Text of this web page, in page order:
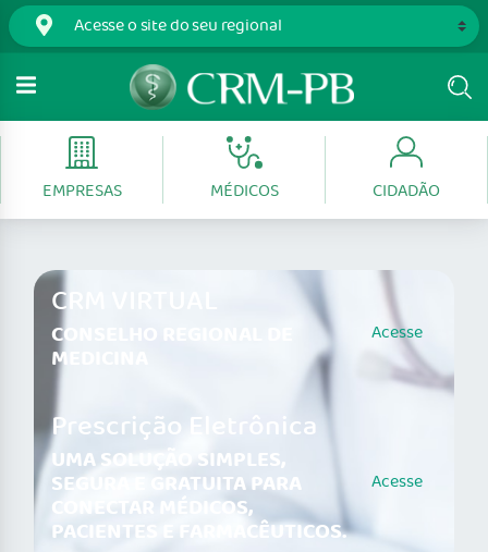
EMPRESAS MÉDICOS CIDADÃO
CRM VIRTUAL
CONSELHO REGIONAL DE
MEDICINA
Acesse
Prescrição Eletrônica
UMA SOLUÇÃO SIMPLES,
SEGURA E GRATUITA PARA
CONECTAR MÉDICOS,
PACIENTES E FARMACÊUTICOS.
Acesse